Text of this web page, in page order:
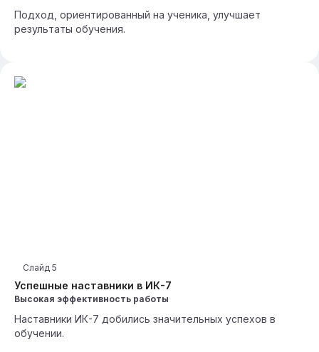
Подход, ориентированный на ученика, улучшает
результаты обучения.
Успешные наставники в ИК-7
Слайд 5
Высокая эффективность работы
Наставники ИК-7 добились значительных успехов в
обучении.